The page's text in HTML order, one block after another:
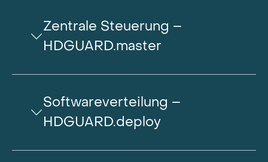
Zentrale Steuerung –
HDGUARD.master
Softwareverteilung –
HDGUARD.deploy